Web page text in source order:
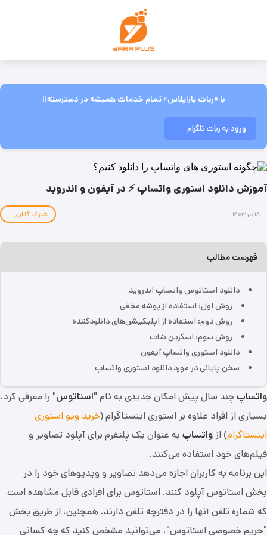
با «ربات یاراپلاس» تمام خدمات همیشه در دسترسته!!
ورود به ربات تلگرام
آموزش دانلود استوری واتساپ ⚡ در آیفون و اندروید
۱۸ تیر ۱۴۰۳ اشتراک گذاری
فهرست مطالب
دانلود استاتوس واتساپ اندروید
روش اول: استفاده از پوشه مخفی
روش دوم: استفاده از اپلیکیشن‌های دانلودکننده
روش سوم: اسکرین شات
دانلود استوری واتساپ آیفون
سخن پایانی در مورد دانلود استوری واتساپ
واتساپچند سال پیش امکان جدیدی به نام "استاتوس" را معرفی کرد.
بسیاری از افراد علاوه بر استوری اینستاگرام (خرید ویو استوری
اینستاگرام) از واتساپ به عنوان یک پلتفرم برای آپلود تصاویر و
فیلم‌های خود استفاده می‌کنند.
این برنامه به کاربران اجازه می‌دهد تصاویر و ویدیوهای خود را در
بخش استاتوس آپلود کنند. استاتوس برای افرادی قابل مشاهده است
که شماره تلفن آنها را در دفترچه تلفن دارند. همچنین، از طریق بخش
"حریم خصوصی استاتوس"، می‌توانید مشخص کنید که چه کسانی